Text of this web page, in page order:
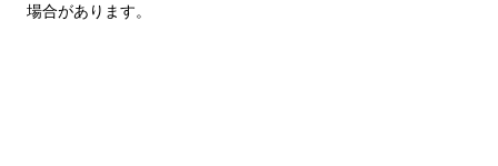
場合があります。